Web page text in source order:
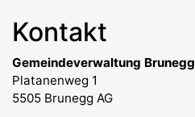
Kontakt
Gemeindeverwaltung Brunegg
Platanenweg 1
5505 Brunegg AG